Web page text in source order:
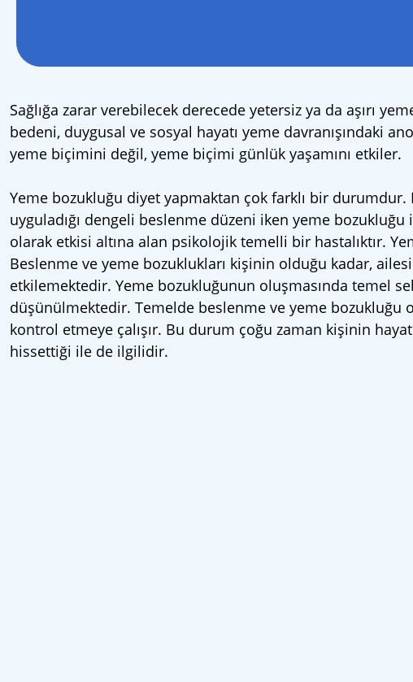
Sağlığa zarar verebilecek derecede yetersiz ya da aşırı
bedeni, duygusal ve sosyal hayatı yeme davranışındaki
yeme biçimini değil, yeme biçimi günlük yaşamını etkiler.
Yeme bozukluğu diyet yapmaktan çok farklı bir
uyguladığı dengeli beslenme düzeni iken yeme
olarak etkisi altına alan psikolojik temelli bir hastalıktır.
Beslenme ve yeme bozuklukları kişinin olduğu kadar,
etkilemektedir. Yeme bozukluğunun oluşmasında temel
düşünülmektedir. Temelde beslenme ve yeme bozukluğu
kontrol etmeye çalışır. Bu durum çoğu zaman kişinin
hissettiği ile de ilgilidir.